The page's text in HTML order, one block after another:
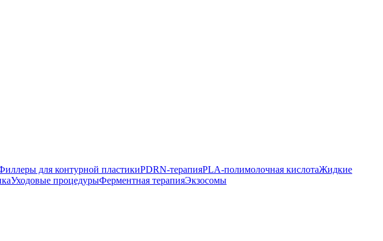
для контурной пластикиPDRN-терапияPLA-полимолочная кислотаЖидкие
Уходовые процедурыФерментная терапияЭкзосомы